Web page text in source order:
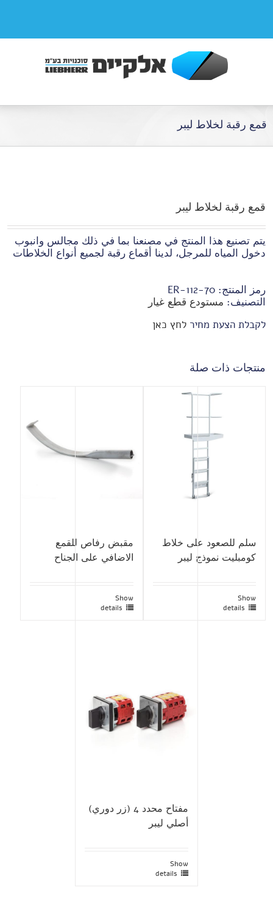
قمع رقبة لخلاط ليبر
قمع رقبة لخلاط ليبر
يتم تصنيع هذا المنتج في مصنعنا بما في ذلك مجالس وانبوب
دخول المياه للمرجل، لدينا أقماع رقبة لجميع أنواع الخلاطات
رمز المنتج: 70-ER-112
التصنيف: مستودع قطع غيار
לקבלת הצעת מחיר לחץ כאן
منتجات ذات صلة
سلم للصعود على خلاط
كومبليت نموذج ليبر
Show
details
مقبض رفاص للقمع
الاضافي على الجناح
Show
details
مفتاح محدد 4 (زر دوري)
أصلي ليبر
Show
details